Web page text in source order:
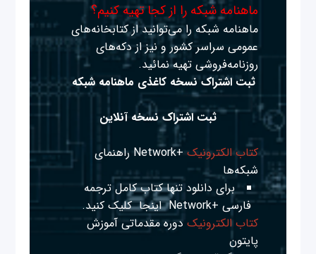
ماهنامه شبکه را از کجا تهیه کنیم؟
ماهنامه شبکه را می‌توانید از کتابخانه‌های
عمومی سراسر کشور و نیز از دکه‌های
روزنامه‌فروشی تهیه نمائید.
ثبت اشتراک نسخه کاغذی ماهنامه شبکه
ثبت اشتراک نسخه آنلاین
کتاب الکترونیک
+Network راهنمای
شبکه‌ها
برای دانلود تنها کتاب کامل ترجمه
فارسی +Network
اینجا کلیک کنید.
کتاب الکترونیک دوره مقدماتی آموزش
پایتون